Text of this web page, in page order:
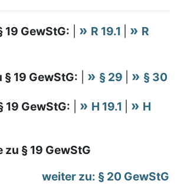
19 GewStG: R 19.1
R
§ 19 GewStG:
§ 29 § 30
19 GewStG: H 19.1
H
zu § 19 GewStG
weiter zu: § 20 GewStG